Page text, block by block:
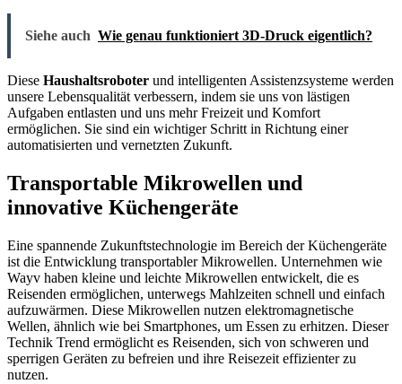
Siehe auch Wie genau funktioniert 3D-Druck eigentlich?
Diese Haushaltsroboter und intelligenten Assistenzsysteme werden
unsere Lebensqualität verbessern, indem sie uns von lästigen
Aufgaben entlasten und uns mehr Freizeit und Komfort
ermöglichen. Sie sind ein wichtiger Schritt in Richtung einer
automatisierten und vernetzten Zukunft.
Transportable Mikrowellen und
innovative Küchengeräte
Eine spannende Zukunftstechnologie im Bereich der Küchengeräte
ist die Entwicklung transportabler Mikrowellen. Unternehmen wie
Wayv haben kleine und leichte Mikrowellen entwickelt, die es
Reisenden ermöglichen, unterwegs Mahlzeiten schnell und einfach
aufzuwärmen. Diese Mikrowellen nutzen elektromagnetische
Wellen, ähnlich wie bei Smartphones, um Essen zu erhitzen. Dieser
Technik Trend ermöglicht es Reisenden, sich von schweren und
sperrigen Geräten zu befreien und ihre Reisezeit effizienter zu
nutzen.